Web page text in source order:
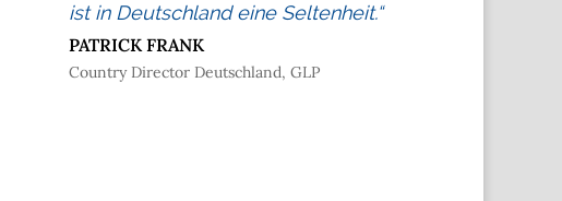
ist in Deutschland eine Seltenheit.“
PATRICK FRANK
Country Director Deutschland, GLP